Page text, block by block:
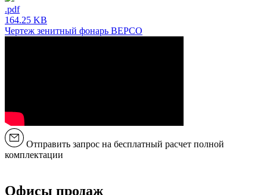
.pdf
164.25 KB
Чертеж зенитный фонарь ВЕРСО
Отправить запрос на бесплатный расчет полной
комплектации
Офисы продаж